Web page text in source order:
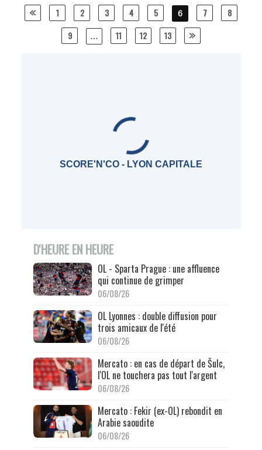
Posts
navigation
1 2 3 4 5 6 7
8
9
… 11 12 13
SCORE'N'CO - LYON CAPITALE
D'HEURE EN HEURE
OL - Sparta Prague : une affluence
qui continue de grimper
06/08/26
OL Lyonnes : double diffusion pour
trois amicaux de l'été
06/08/26
Mercato : en cas de départ de Šulc,
l'OL ne touchera pas tout l'argent
06/08/26
Mercato : Fekir (ex-OL) rebondit en
Arabie saoudite
06/08/26